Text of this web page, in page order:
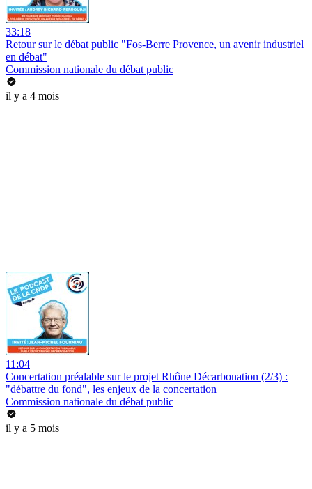
33:18
Retour sur le débat public "Fos-Berre Provence, un avenir industriel
en débat"
Commission nationale du débat public
il y a 4 mois
11:04
Concertation préalable sur le projet Rhône Décarbonation (2/3) :
"débattre du fond", les enjeux de la concertation
Commission nationale du débat public
il y a 5 mois